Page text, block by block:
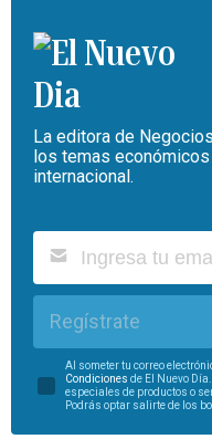
La editora de
los temas
internacional.
Regístrate
Al someter tu correo
Condiciones de El Nuevo
especiales de productos o
Podrás optar salirte de los